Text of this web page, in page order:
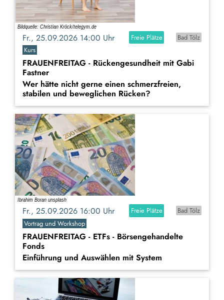
Fr., 25.09.2026 14:00 Uhr Freie Plätze
Bad Tölz
Kurs
FRAUENFREITAG - Rückengesundheit mit Gabi
Fastner
Wer hätte nicht gerne einen schmerzfreien,
stabilen und beweglichen Rücken?
Fr., 25.09.2026 16:00 Uhr Freie Plätze
Bad Tölz
Vortrag und Workshop
FRAUENFREITAG - ETFs - Börsengehandelte
Fonds
Einführung und Auswählen mit System